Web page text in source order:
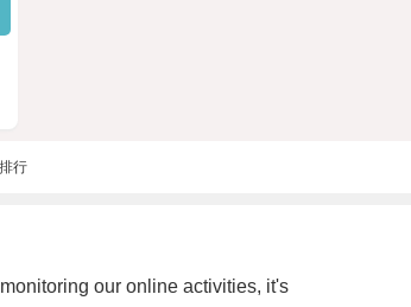
排行
our online activities, it's